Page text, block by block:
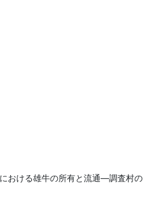
おける雄牛の所有と流通―調査村の